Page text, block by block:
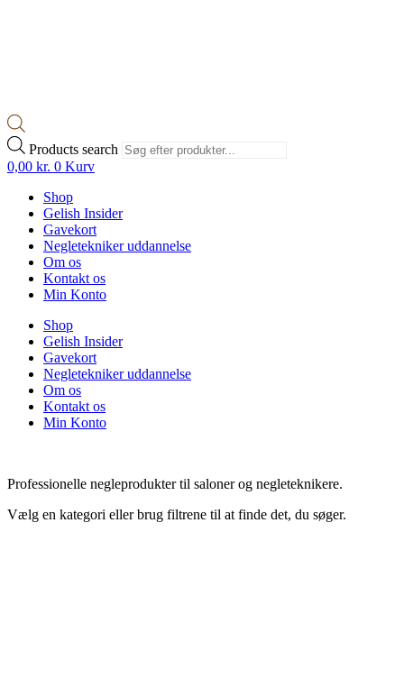
Products search
0,00 kr. 0 Kurv
Shop
Gelish Insider
Gavekort
Negletekniker uddannelse
Om os
Kontakt os
Min Konto
Shop
Gelish Insider
Gavekort
Negletekniker uddannelse
Om os
Kontakt os
Min Konto
Professionelle negleprodukter til saloner og negleteknikere.
Vælg en kategori eller brug filtrene til at finde det, du søger.